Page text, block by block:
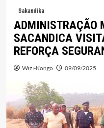
Sakandika
ADMINISTRAÇÃO
SACANDICA
REFORÇA
Wizi-Kongo 09/09/2025